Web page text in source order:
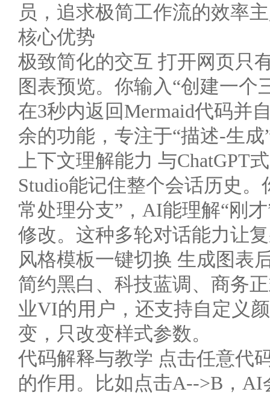
员，追求极简工作流的效率
核心优势
极致简化的交互 打开网页只
图表预览。你输入“创建一
在3秒内返回Mermaid代码并
余的功能，专注于“描述-生
上下文理解能力 与ChatGPT
Studio能记住整个会话历史
常处理分支”，AI能理解“刚
修改。这种多轮对话能力让
风格模板一键切换 生成图表
简约黑白、科技蓝调、商务
业VI的用户，还支持自定义
变，只改变样式参数。
代码解释与教学 点击任意代
的作用。比如点击A-->B，